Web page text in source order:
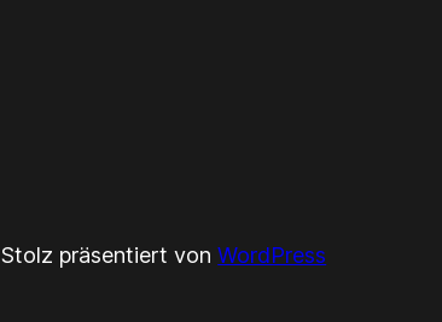
Stolz präsentiert vonWordPress